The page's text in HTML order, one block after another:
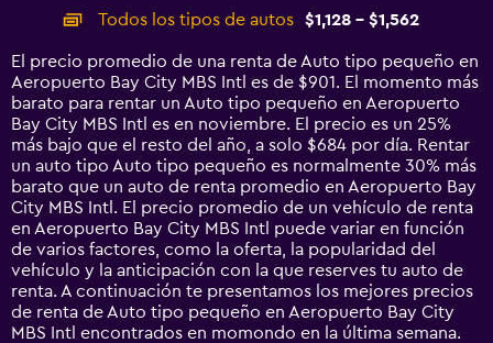
categories.
Range:
14
categories.
The
chart
has
1
Y
axis
displaying
values.
Range:
0
to
1800.
Todos los tipos de autos
$1,128 - $1,562
El precio promedio de una renta de Auto tipo pequeño en
Aeropuerto Bay City MBS Intl es de $901. El momento más
barato para rentar un Auto tipo pequeño en Aeropuerto
Bay City MBS Intl es en noviembre. El precio es un 25%
más bajo que el resto del año, a solo $684 por día. Rentar
un auto tipo Auto tipo pequeño es normalmente 30% más
barato que un auto de renta promedio en Aeropuerto Bay
City MBS Intl. El precio promedio de un vehículo de renta
en Aeropuerto Bay City MBS Intl puede variar en función
de varios factores, como la oferta, la popularidad del
vehículo y la anticipación con la que reserves tu auto de
renta. A continuación te presentamos los mejores precios
de renta de Auto tipo pequeño en Aeropuerto Bay City
MBS Intl encontrados en momondo en la última semana.